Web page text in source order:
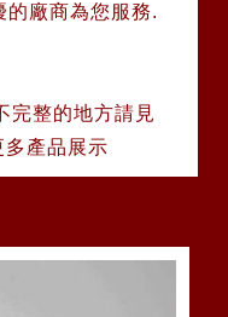
的廠商為您服務.
完整的地方請見
產品展示